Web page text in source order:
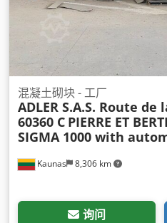
Kaunas 8,306 km
混凝土砌块 - 工厂
ADLER S.A.S. Route de
60360 C PIERRE ET
SIGMA 1000 with
询问